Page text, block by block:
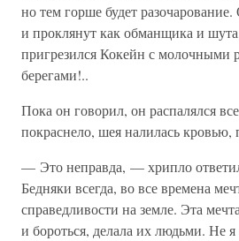
но тем горше будет
и проклянут как обманщика и
пригрезился Кокейн с молочными
берегами!..
Пока он говорил, он распалялся
покраснело, шея налилась кровью,
— Это неправда, — хрипло
Бедняки всегда, во все времена
справедливости на земле. Эта
и бороться, делала их людьми. Не